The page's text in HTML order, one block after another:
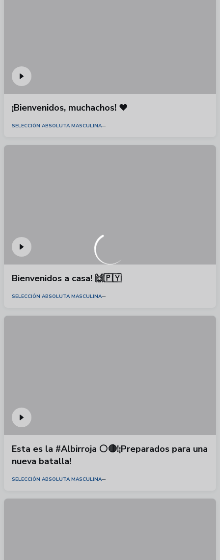
¡Bienvenidos, muchachos! ❤️
SELECCIÓN ABSOLUTA MASCULINA
Bienvenidos a casa! 🙌🇵🇾
SELECCIÓN ABSOLUTA MASCULINA
Esta es la #Albirroja ⚪🔴!¡Preparados para una
nueva batalla!
SELECCIÓN ABSOLUTA MASCULINA